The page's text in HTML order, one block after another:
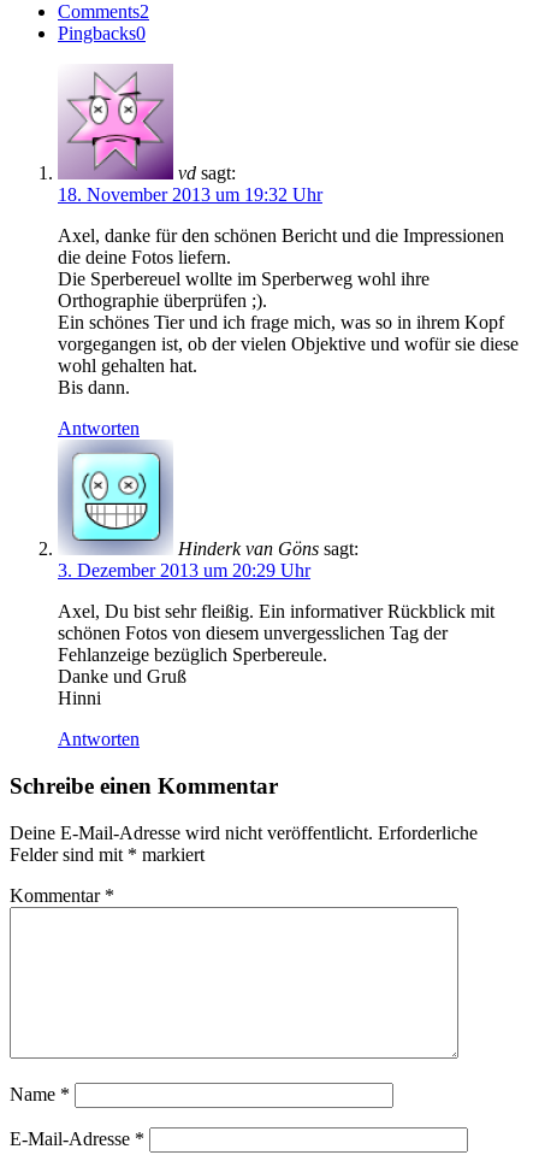
Comments2
Pingbacks0
vd sagt:
18. November 2013 um 19:32 Uhr
Axel, danke für den schönen Bericht und die Impressionen
die deine Fotos liefern.
Die Sperbereuel wollte im Sperberweg wohl ihre
Orthographie überprüfen ;).
Ein schönes Tier und ich frage mich, was so in ihrem Kopf
vorgegangen ist, ob der vielen Objektive und wofür sie diese
wohl gehalten hat.
Bis dann.
Antworten
Hinderk van Göns sagt:
3. Dezember 2013 um 20:29 Uhr
Axel, Du bist sehr fleißig. Ein informativer Rückblick mit
schönen Fotos von diesem unvergesslichen Tag der
Fehlanzeige bezüglich Sperbereule.
Danke und Gruß
Hinni
Antworten
Schreibe einen Kommentar
Deine E-Mail-Adresse wird nicht veröffentlicht. Erforderliche
Felder sind mit * markiert
Kommentar *
Name *
E-Mail-Adresse *